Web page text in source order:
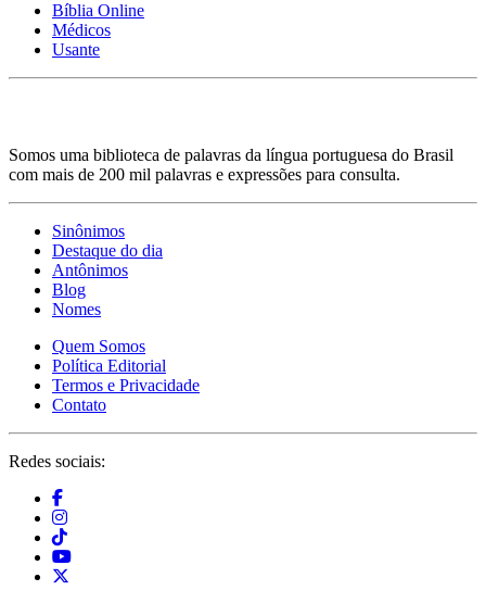
Bíblia Online
Médicos
Usante
Somos uma biblioteca de palavras da língua portuguesa do Brasil
com mais de 200 mil palavras e expressões para consulta.
Sinônimos
Destaque do dia
Antônimos
Blog
Nomes
Quem Somos
Política Editorial
Termos e Privacidade
Contato
Redes sociais: